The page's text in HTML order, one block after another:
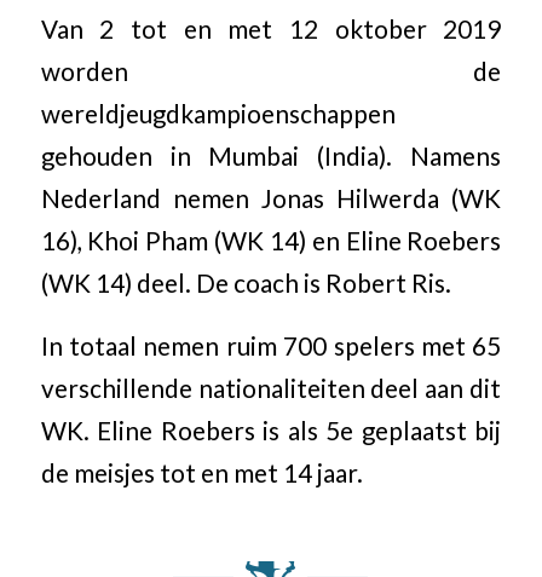
Van 2 tot en met 12 oktober 2019
worden de
wereldjeugdkampioenschappen
gehouden in Mumbai (India). Namens
Nederland nemen Jonas Hilwerda (WK
16), Khoi Pham (WK 14) en Eline Roebers
(WK 14) deel. De coach is Robert Ris.
In totaal nemen ruim 700 spelers met 65
verschillende nationaliteiten deel aan dit
WK. Eline Roebers is als 5e geplaatst bij
de meisjes tot en met 14 jaar.